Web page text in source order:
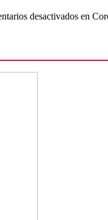
desactivados en